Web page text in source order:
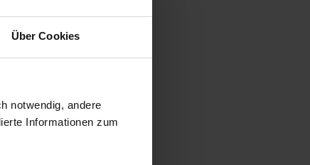
Über Cookies
notwendig, andere
Informationen zum